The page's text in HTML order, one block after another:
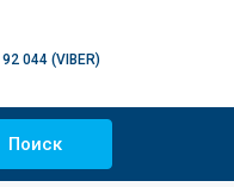
044 (VIBER)
Поиск